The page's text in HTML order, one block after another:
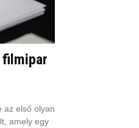
az első olyan
amely egy